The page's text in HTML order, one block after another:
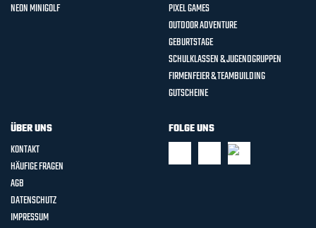
NEON MINIGOLF
PIXEL GAMES
OUTDOOR ADVENTURE
GEBURTSTAGE
SCHULKLASSEN & JUGENDGRUPPEN
FIRMENFEIER & TEAMBUILDING
GUTSCHEINE
ÜBER UNS
KONTAKT
HÄUFIGE FRAGEN
AGB
DATENSCHUTZ
IMPRESSUM
FOLGE UNS